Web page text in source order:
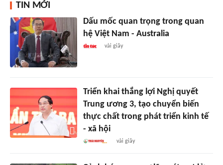
TIN MỚI
Dấu mốc quan trọng trong quan
hệ Việt Nam - Australia
vài giây
Triển khai thắng lợi Nghị quyết
Trung ương 3, tạo chuyển biến
thực chất trong phát triển kinh tế
- xã hội
vài giây